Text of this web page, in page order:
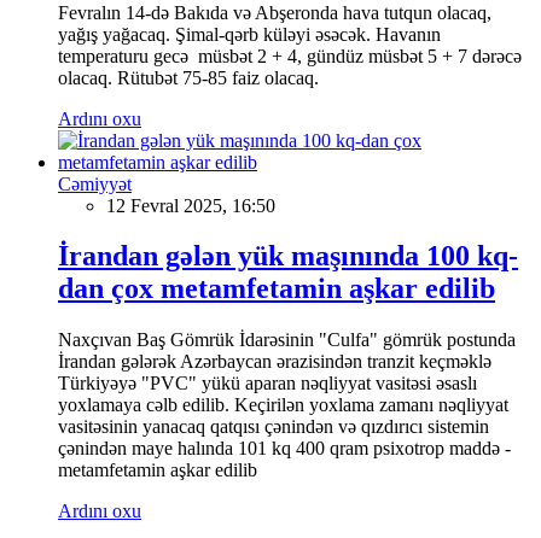
Fevralın 14-də Bakıda və Abşeronda hava tutqun olacaq,
yağış yağacaq. Şimal-qərb küləyi əsəcək. Havanın
temperaturu gecə müsbət 2 + 4, gündüz müsbət 5 + 7 dərəcə
olacaq. Rütubət 75-85 faiz olacaq.
Ardını oxu
Cəmiyyət
12 Fevral 2025, 16:50
İrandan gələn yük maşınında 100 kq-
dan çox metamfetamin aşkar edilib
Naxçıvan Baş Gömrük İdarəsinin "Culfa" gömrük postunda
İrandan gələrək Azərbaycan ərazisindən tranzit keçməklə
Türkiyəyə "PVC" yükü aparan nəqliyyat vasitəsi əsaslı
yoxlamaya cəlb edilib. Keçirilən yoxlama zamanı nəqliyyat
vasitəsinin yanacaq qatqısı çənindən və qızdırıcı sistemin
çənindən maye halında 101 kq 400 qram psixotrop maddə -
metamfetamin aşkar edilib
Ardını oxu